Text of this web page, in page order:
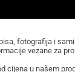
fotografija i
vezane za
cijena u našem